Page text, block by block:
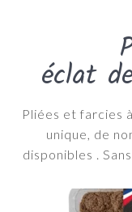
éclat
Pliées et farcies
unique, de
disponibles .